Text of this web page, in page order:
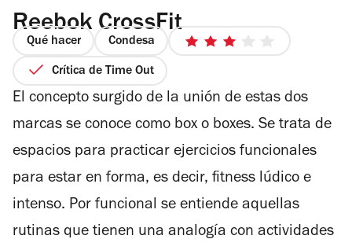
Reebok CrossFit
Qué hacer Condesa
3
estrellas
Crítica de Time Out
El concepto surgido de la unión de estas dos
marcas se conoce como box o boxes. Se trata de
espacios para practicar ejercicios funcionales
para estar en forma, es decir, fitness lúdico e
intenso. Por funcional se entiende aquellas
rutinas que tienen una analogía con actividades